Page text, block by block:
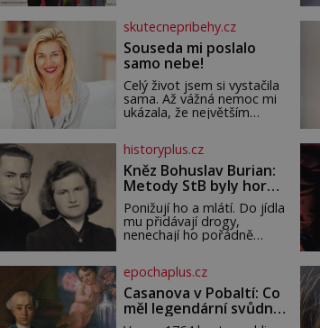
porota z celkem 1260
vzorků od 157 vinařů. Král
vín, který se – i pře
skutecnepribehy.cz
Souseda mi poslalo
samo nebe!
Celý život jsem si vystačila
sama. Až vážná nemoc mi
ukázala, že největším
který je ochotný podat
pomocnou ruku. Vždycky
jsem byla spíš samotářka.
Nepotřebovala jsem
kolem sebe partu
kamarádek ani partnera.
Stačily mi knihy, práce a
rodného města,
historyplus.cz
Kněz Bohuslav Burian:
Metody StB byly horší
než gestapácké
trýznění
Ponižují ho a mlátí. Do jídla
mu přidávají drogy,
nenechají ho pořádně
kruté týrání nevydrží a
estébákům podepíše
všechno, co po něm chtějí.
Svým podpisem jim
epochaplus.cz
Casanova v Pobaltí: Co
měl legendární svůdník
společného se